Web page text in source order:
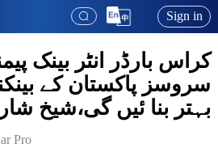
Sign in
کراس بارڈر انٹر بینک
سروسز پاکستان کے
بہتر بنا ئیں گی،شیخ
Pro